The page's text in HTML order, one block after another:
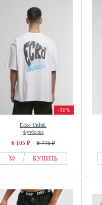
-30%
Ecko Unltd.
Футболка
6 105 ₽ 8 775 ₽
КУПИТЬ